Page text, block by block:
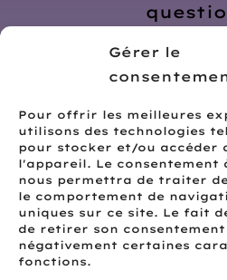
Gérer le
Pour offrir les meilleures
utilisons des technologies
pour stocker et/ou accéder
l'appareil. Le consentement
nous permettra de traiter
le comportement de
uniques sur ce site. Le fait
de retirer son
négativement certaines
fonctions.